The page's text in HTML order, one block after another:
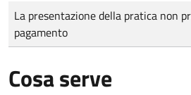
Tipo di pagamento
Importo
La presentazione della pratica non
pagamento
Cosa serve